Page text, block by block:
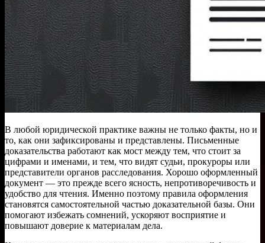
В любой юридической практике важны не только факты, но и
то, как они зафиксированы и представлены. Письменные
доказательства работают как мост между тем, что стоит за
цифрами и именами, и тем, что видят судьи, прокуроры или
представители органов расследования. Хорошо оформленный
документ — это прежде всего ясность, непротиворечивость и
удобство для чтения. Именно поэтому правила оформления
становятся самостоятельной частью доказательной базы. Они
помогают избежать сомнений, ускоряют восприятие и
повышают доверие к материалам дела.